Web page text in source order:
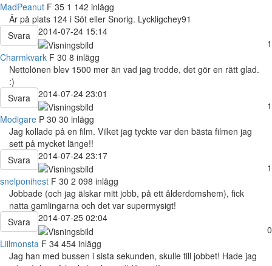
MadPeanut F 35 1 142 inlägg
Är på plats 124 i Söt eller Snorig. Lyckligchey91
Svara
2014-07-24 15:14
1
Charmkvark F 30 8 inlägg
Nettolönen blev 1500 mer än vad jag trodde, det gör en rätt glad.
:)
Svara
2014-07-24 23:01
1
Modigare P 30 30 inlägg
Jag kollade på en film. Vilket jag tyckte var den bästa filmen jag
sett på mycket länge!!
Svara
2014-07-24 23:17
1
snelponihest F 30 2 098 inlägg
Jobbade (och jag älskar mitt jobb, på ett ålderdomshem), fick
natta gamlingarna och det var supermysigt!
Svara
2014-07-25 02:04
0
Liilmonsta F 34 454 inlägg
Jag han med bussen i sista sekunden, skulle till jobbet! Hade jag